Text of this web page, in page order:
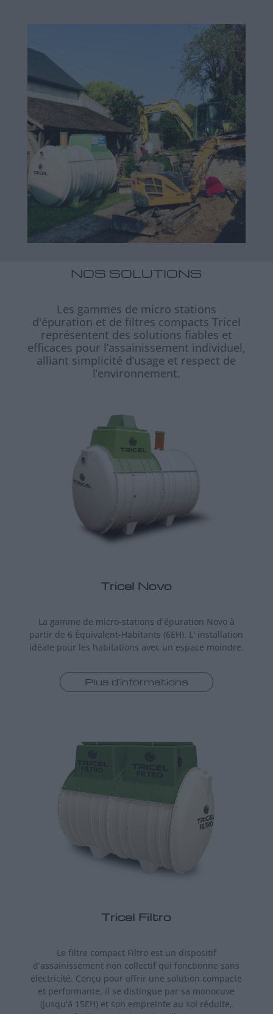
NOS SOLUTIONS
Les gammes de micro stations
d'épuration et de filtres compacts Tricel
représentent des solutions fiables et
efficaces pour l’assainissement individuel,
alliant simplicité d’usage et respect de
l’environnement.
Tricel Novo
La gamme de micro-stations d’épuration Novo à
partir de 6 Équivalent-Habitants (6EH). L' installation
idéale pour les habitations avec un espace moindre.
Plus d'informations
Tricel Filtro
Le filtre compact Filtro est un dispositif
d’assainissement non collectif qui fonctionne sans
électricité. Conçu pour offrir une solution compacte
et performante, il se distingue par sa monocuve
(jusqu'à 15EH) et son empreinte au sol réduite,